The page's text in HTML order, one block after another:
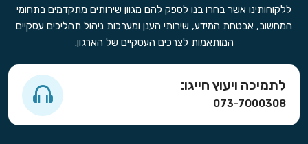
ללקוחותינו אשר בחרו בנו לספק להם מגוון שירותים מתקדמים בתחומי
המחשוב, אבטחת המידע, שירותי הענן ומערכות ניהול תהליכים עסקיים
המותאמות לצרכים העסקיים של הארגון.
לתמיכה ויעוץ חייגו:
073-7000308